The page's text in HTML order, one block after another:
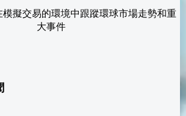
擬交易的環境中跟蹤環球市場走勢和重
大事件